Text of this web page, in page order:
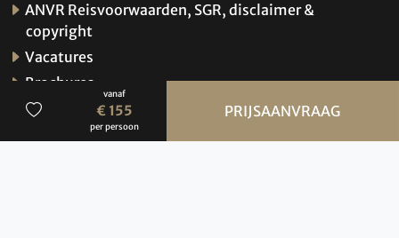
vanaf
€ 155
per persoon
PRIJSAANVRAAG
ANVR Reisvoorwaarden, SGR, disclaimer &
copyright
Vacatures
Brochures
Verzekeringen
Hoe werkt de website?